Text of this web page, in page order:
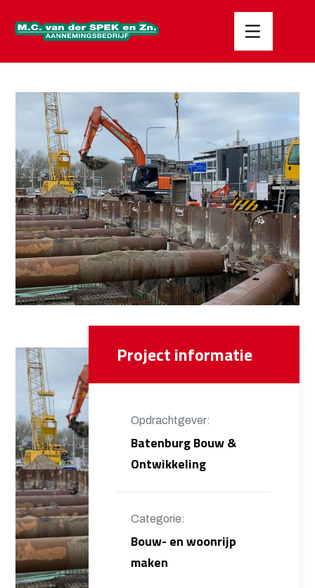
Project informatie
Opdrachtgever:
Batenburg Bouw &
Ontwikkeling
Categorie:
Bouw- en woonrijp
maken